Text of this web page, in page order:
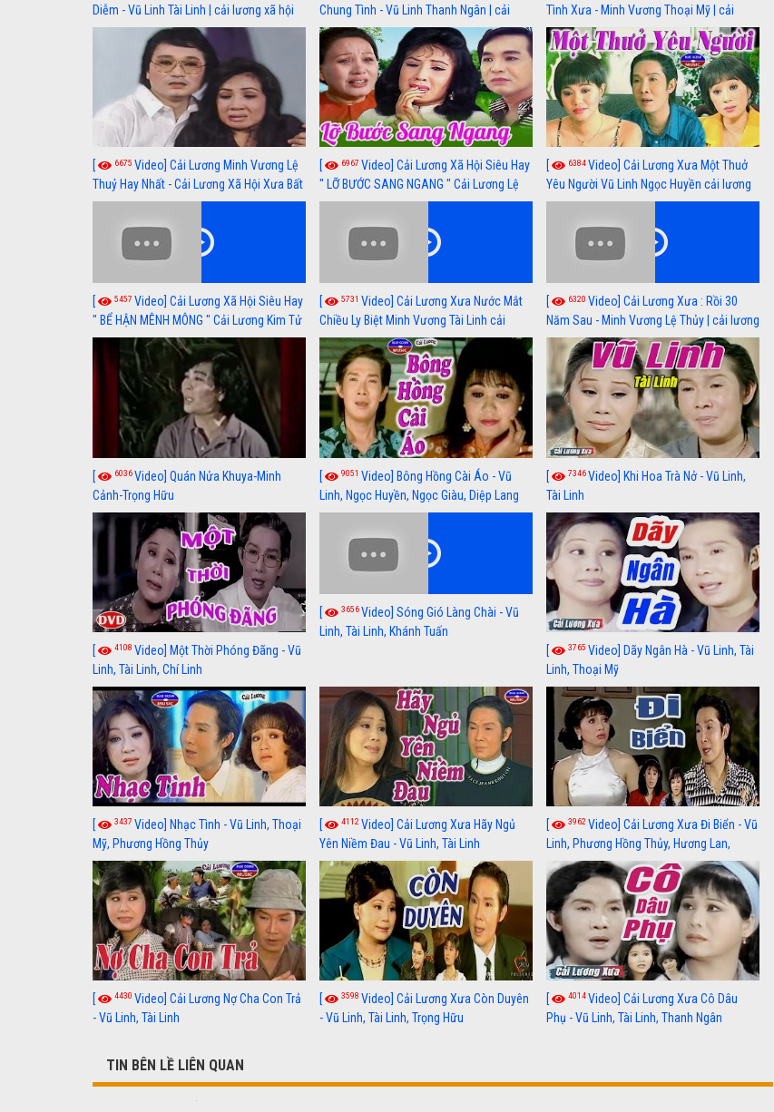
Diễm - Vũ Linh Tài Linh | cải lương xã hội
hay nhất
Chung Tình - Vũ Linh Thanh Ngân | cải
lương xã hội hay nhất
Tình Xưa - Minh Vương Thoại Mỹ | cải
lương xã hội hay nhất
[ 6675 Video] Cải Lương Minh Vương Lệ
Thuỷ Hay Nhất - Cải Lương Xã Hội Xưa Bất
Hủ
[ 6967 Video] Cải Lương Xã Hội Siêu Hay
" LỠ BƯỚC SANG NGANG " Cải Lương Lệ
Thuỷ, Thanh Tuấn, Hồng Nga
[ 6384Video] Cải Lương Xưa Một Thuở
Yêu Người Vũ Linh Ngọc Huyền cải lương
xã hội hay nhất
[ 5457 Video] Cải Lương Xã Hội Siêu Hay
" BỂ HẬN MÊNH MÔNG " Cải Lương Kim Tử
Long, Thanh Ngân Hay Nhất
[ 5731 Video] Cải Lương Xưa Nước Mắt
Chiều Ly Biệt Minh Vương Tài Linh cải
lương xã hội hay nhất
[ 6320 Video] Cải Lương Xưa : Rồi 30
Năm Sau - Minh Vương Lệ Thủy | cải lương
xã hội hay nhất
[ 6036Video] Quán Nửa Khuya-Minh
Cảnh-Trọng Hữu
[ 9051 Video] Bông Hồng Cài Áo - Vũ
Linh, Ngọc Huyền, Ngọc Giàu, Diệp Lang
[ 7346Video] Khi Hoa Trà Nở - Vũ Linh,
Tài Linh
[ 4108 Video] Một Thời Phóng Đãng - Vũ
Linh, Tài Linh, Chí Linh
[ 3656Video] Sóng Gió Làng Chài - Vũ
Linh, Tài Linh, Khánh Tuấn
[
3765 Video] Dãy Ngân Hà - Vũ Linh, Tài
Linh, Thoại Mỹ
[ 3437 Video] Nhạc Tình - Vũ Linh, Thoại
Mỹ, Phương Hồng Thủy
[ 4112 Video] Cải Lương Xưa Hãy Ngủ
Yên Niềm Đau - Vũ Linh, Tài Linh
[ 3962 Video] Cải Lương Xưa Đi Biển - Vũ
Linh, Phương Hồng Thủy, Hương Lan,
Thanh Hằng
[ 4430 Video] Cải Lương Nợ Cha Con Trả
- Vũ Linh, Tài Linh
[ 3598 Video] Cải Lương Xưa Còn Duyên
- Vũ Linh, Tài Linh, Trọng Hữu
[ 4014Video] Cải Lương Xưa Cô Dâu
Phụ - Vũ Linh, Tài Linh, Thanh Ngân
TIN BÊN LỀ LIÊN QUAN